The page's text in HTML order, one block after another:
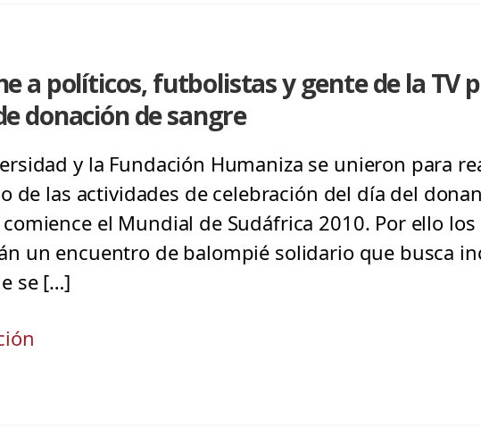
a políticos, futbolistas y gente de la TV
donación de sangre
y la Fundación Humaniza se unieron para
de las actividades de celebración del día del
el Mundial de Sudáfrica 2010. Por ello
un encuentro de balompié solidario que busca
se […]